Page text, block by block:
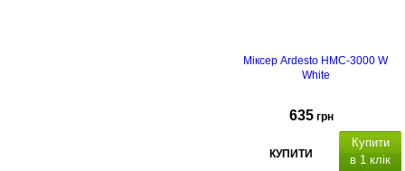
Міксер Ardesto HMC-3000 W
White
635 грн
КУПИТИ
Купити
в 1 клік